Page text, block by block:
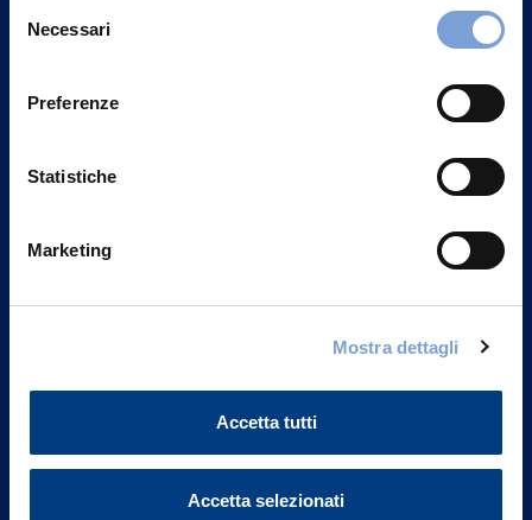
può trovare nel footer del sito nella sezione "Informativa
delNecessari
Preferenze
Statistiche
Marketing
Mostra dettagli
Accetta tutti
Accetta selezionati
Vittoria Assicurazioni S.p.A.
Governance